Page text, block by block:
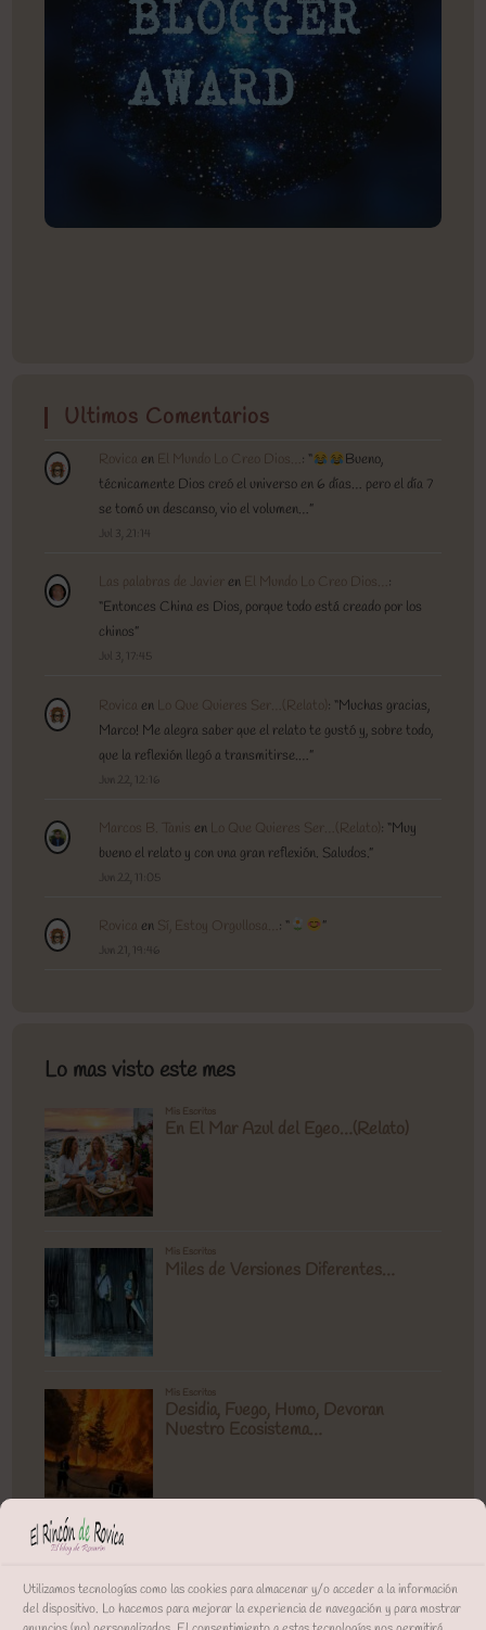
Utilizamos tecnologías como las cookies para almacenar y/o acceder a la información
del dispositivo. Lo hacemos para mejorar la experiencia de navegación y para mostrar
Ultimos Comentarios
Rovica en El Mundo Lo Creo Dios… : “
Bueno,
técnicamente Dios creó el universo en 6 días… pero el día 7
se tomó un descanso, vio el volumen…”
Jul 3, 21:14
Las palabras de Javier en El Mundo Lo Creo Dios… :
“Entonces China es Dios, porque todo está creado por los
chinos”
Jul 3, 17:45
Rovica en Lo Que Quieres Ser…(Relato) : “Muchas gracias,
Marco! Me alegra saber que el relato te gustó y, sobre todo,
que la reflexión llegó a transmitirse.…”
Jun 22, 12:16
Marcos B. Tanis en Lo Que Quieres Ser…(Relato) : “Muy
bueno el relato y con una gran reflexión. Saludos.”
Jun 22, 11:05
Rovica en Sí, Estoy Orgullosa… : “ ”
Jun 21, 19:46
Lo mas visto este mes